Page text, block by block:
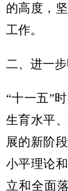
的高度，
工作。
二、进一
“十一五”
生育水平
展的新阶
小平理论
立和全面